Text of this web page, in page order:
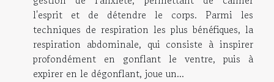
l'esprit et de détendre le corps. Parmi les
techniques de respiration les plus bénéfiques, la
respiration abdominale, qui consiste à inspirer
profondément en gonflant le ventre, puis à
expirer en le dégonflant, joue un...